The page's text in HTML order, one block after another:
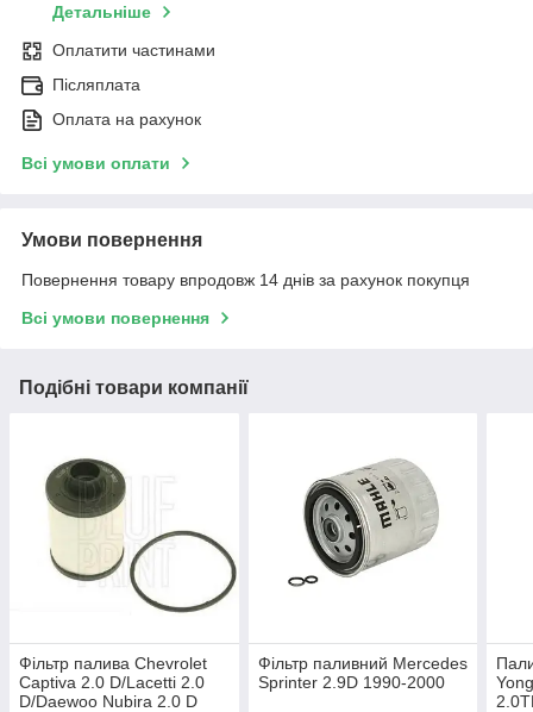
Детальніше
Оплатити частинами
Післяплата
Оплата на рахунок
Всі умови оплати
Умови повернення
Повернення товару впродовж 14 днів за рахунок покупця
Всі умови повернення
Подібні товари компанії
Фільтр палива Chevrolet
Captiva 2.0 D/Lacetti 2.0
D/Daewoo Nubira 2.0 D
Фільтр паливний Mercedes
Sprinter 2.9D 1990-2000